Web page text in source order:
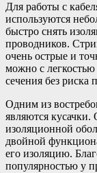
Для работы с
используются
быстро снять
проводников.
очень острые и
можно с
сечения без риска
Одним из
являются кусачки.
изоляционной
двойной
его изоляцию.
популярностью у